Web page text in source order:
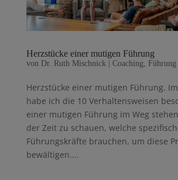
Herzstücke einer mutigen Führung
von Dr. Ruth Mischnick | Coaching Führung
Herzstücke einer mutigen Führung.
habe ich die 10 Verhaltensweisen
einer mutigen Führung im Weg
der Zeit zu schauen, welche
Führungskräfte brauchen, um diese
bewältigen....